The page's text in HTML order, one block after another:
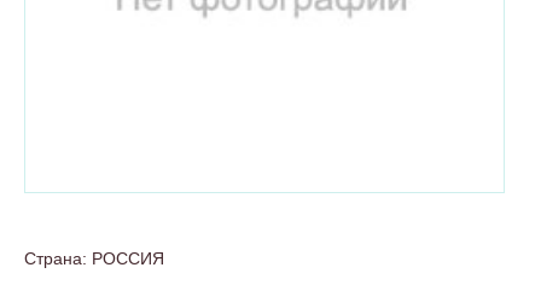
Страна: РОССИЯ